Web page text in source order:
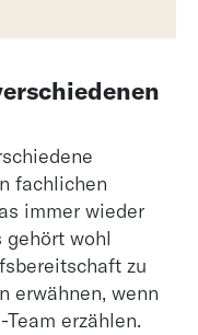
fachlichen
immer wieder
wohl
zu
erwähnen, wenn
erzählen.